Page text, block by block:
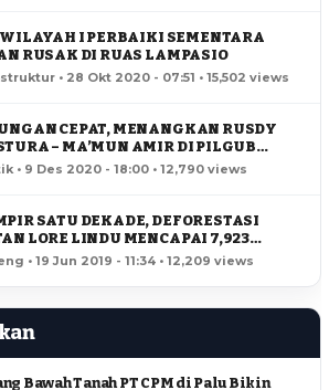
WILAYAH I PERBAIKI SEMENTARA
RUSAK DI RUAS LAMPASIO
• 28 Okt 2020 - 07:51 • 15,502 views
CEPAT, MENANGKAN RUSDY
– MA’MUN AMIR DI PILGUB
• 9 Des 2020 - 18:00 • 12,790 views
SATU DEKADE, DEFORESTASI
LORE LINDU MENCAPAI 7,923
• 19 Jun 2019 - 11:34 • 12,209 views
Bawah Tanah PT CPM di Palu Bikin